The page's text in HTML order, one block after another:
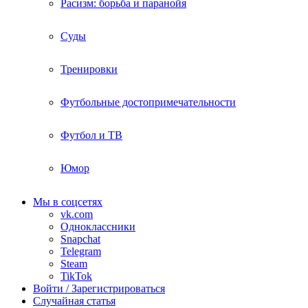
Расизм: борьба и паранойя
Суды
Тренировки
Футбольные достопримечательности
Футбол и ТВ
Юмор
Мы в соцсетях
vk.com
Одноклассники
Snapchat
Telegram
Steam
TikTok
Войти / Зарегистрироваться
Случайная статья